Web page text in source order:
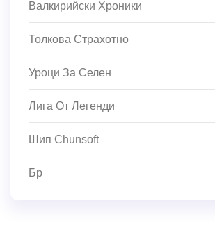
Валкирийски Хроники
Толкова Страхотно
Уроци За Селен
Лига От Легенди
Шип Chunsoft
Бр